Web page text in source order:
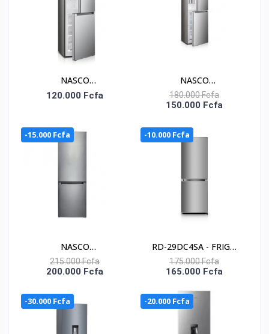
NASCO
RÉFRIGÉRATEUR
120.000 Fcfa
NASCO
RÉFRIGÉRATEUR
COMBINÉ 229 LITRES –
180.000 Fcfa
150.000 Fcfa
-15.000 Fcfa
NASCO
RÉFRIGÉRATEUR
COMBINÉ 246 LITRES –
215.000 Fcfa
200.000 Fcfa
-10.000 Fcfa
RD-29DC4SA - FRIGO
COMBINE HISENSE/ A+/
SILVER/ 225LT
NET(159+66)/ 3
TIROIRS
175.000 Fcfa
165.000 Fcfa
-30.000 Fcfa -20.000 Fcfa